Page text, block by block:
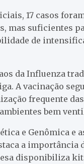
17 casos
mas suficientes
de
da Influenza
A vacinação
frequente
bem
e Genômica
a importância
disponibiliza